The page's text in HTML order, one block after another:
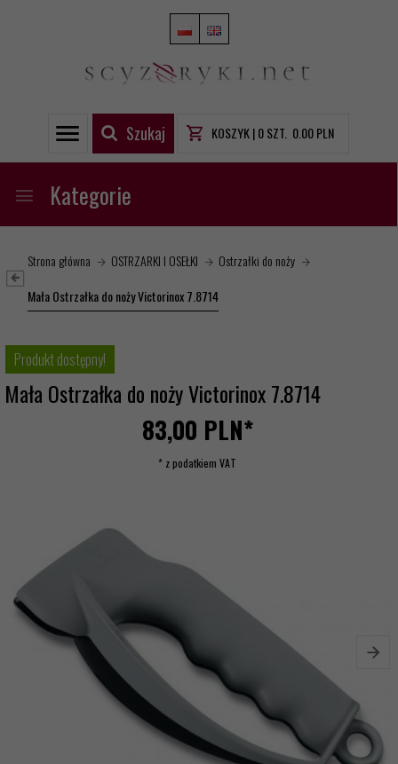
Szukaj KOSZYK |0SZT. 0.00PLN
Kategorie
Strona główna OSTRZARKI I OSEŁKI
Ostrzałki do noży
Mała Ostrzałka do noży Victorinox 7.8714
Produkt dostępny!
Mała Ostrzałka do noży Victorinox 7.8714
83,00 PLN*
* z podatkiem VAT